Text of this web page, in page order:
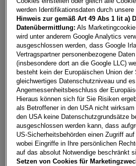
werden Identifikationsdaten durch unsere
Hinweis zur gemäß Art 49 Abs 1 lit a)
Datenübermittlung: Als
wird unter anderem Google Analytics
ausgeschlossen werden, dass Google
Vertragspartner personenbezogene
(insbesondere dort an die Google LLC)
besteht kein der Europäischen Union der
gleichwertiges Datenschutzniveau und
Angemessenheitsbeschluss der
Hieraus können sich für Sie Risiken
als Betroffener in den USA nicht
den USA keine Datenschutzgrundsätze
ausgeschlossen werden kann, dass
US-Sicherheitsbehörden einen Zugriff auf
wobei Eingriffe in Ihre persönlichen
auf das absolut Notwendige beschränkt
Setzen von Cookies für